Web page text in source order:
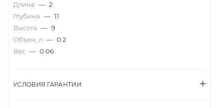
Длина — 2
Глубина — 11
Высота — 9
Объем, л — 0.2
Вес — 0.06
УСЛОВИЯ ГАРАНТИИ